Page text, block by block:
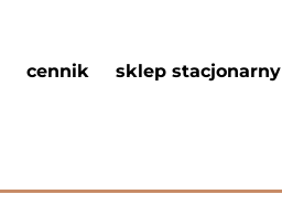
cennik sklep stacjonarny